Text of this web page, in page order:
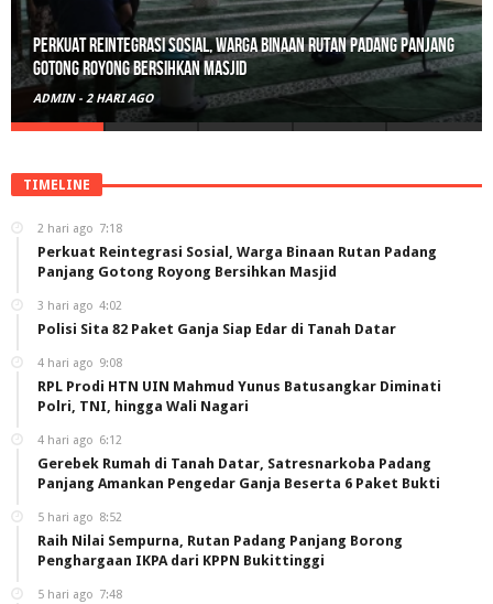
Perkuat Reintegrasi Sosial, Warga Binaan Rutan Padang Panjang
Gotong Royong Bersihkan Masjid
ADMIN - 2 HARI AGO
TIMELINE
2 hari ago 7:18
Perkuat Reintegrasi Sosial, Warga Binaan Rutan Padang
Panjang Gotong Royong Bersihkan Masjid
3 hari ago 4:02
Polisi Sita 82 Paket Ganja Siap Edar di Tanah Datar
4 hari ago 9:08
RPL Prodi HTN UIN Mahmud Yunus Batusangkar Diminati
Polri, TNI, hingga Wali Nagari
4 hari ago 6:12
Gerebek Rumah di Tanah Datar, Satresnarkoba Padang
Panjang Amankan Pengedar Ganja Beserta 6 Paket Bukti
5 hari ago 8:52
Raih Nilai Sempurna, Rutan Padang Panjang Borong
Penghargaan IKPA dari KPPN Bukittinggi
5 hari ago 7:48